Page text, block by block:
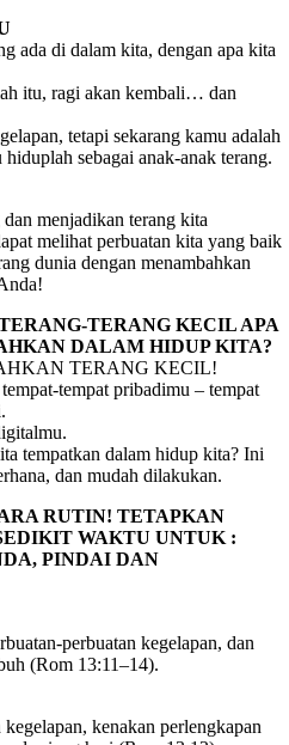
ada di dalam kita, dengan apa kita
itu, ragi akan kembali… dan
tetapi sekarang kamu adalah
sebagai anak-anak terang.
menjadikan terang kita
melihat perbuatan kita yang baik
dunia dengan menambahkan
TERANG KECIL APA
DALAM HIDUP KITA?
TERANG KECIL!
tempat pribadimu – tempat
tempatkan dalam hidup kita? Ini
dan mudah dilakukan.
RUTIN! TETAPKAN
WAKTU UNTUK :
PINDAI DAN
perbuatan kegelapan, dan
(Rom 13:11–14).
kenakan perlengkapan